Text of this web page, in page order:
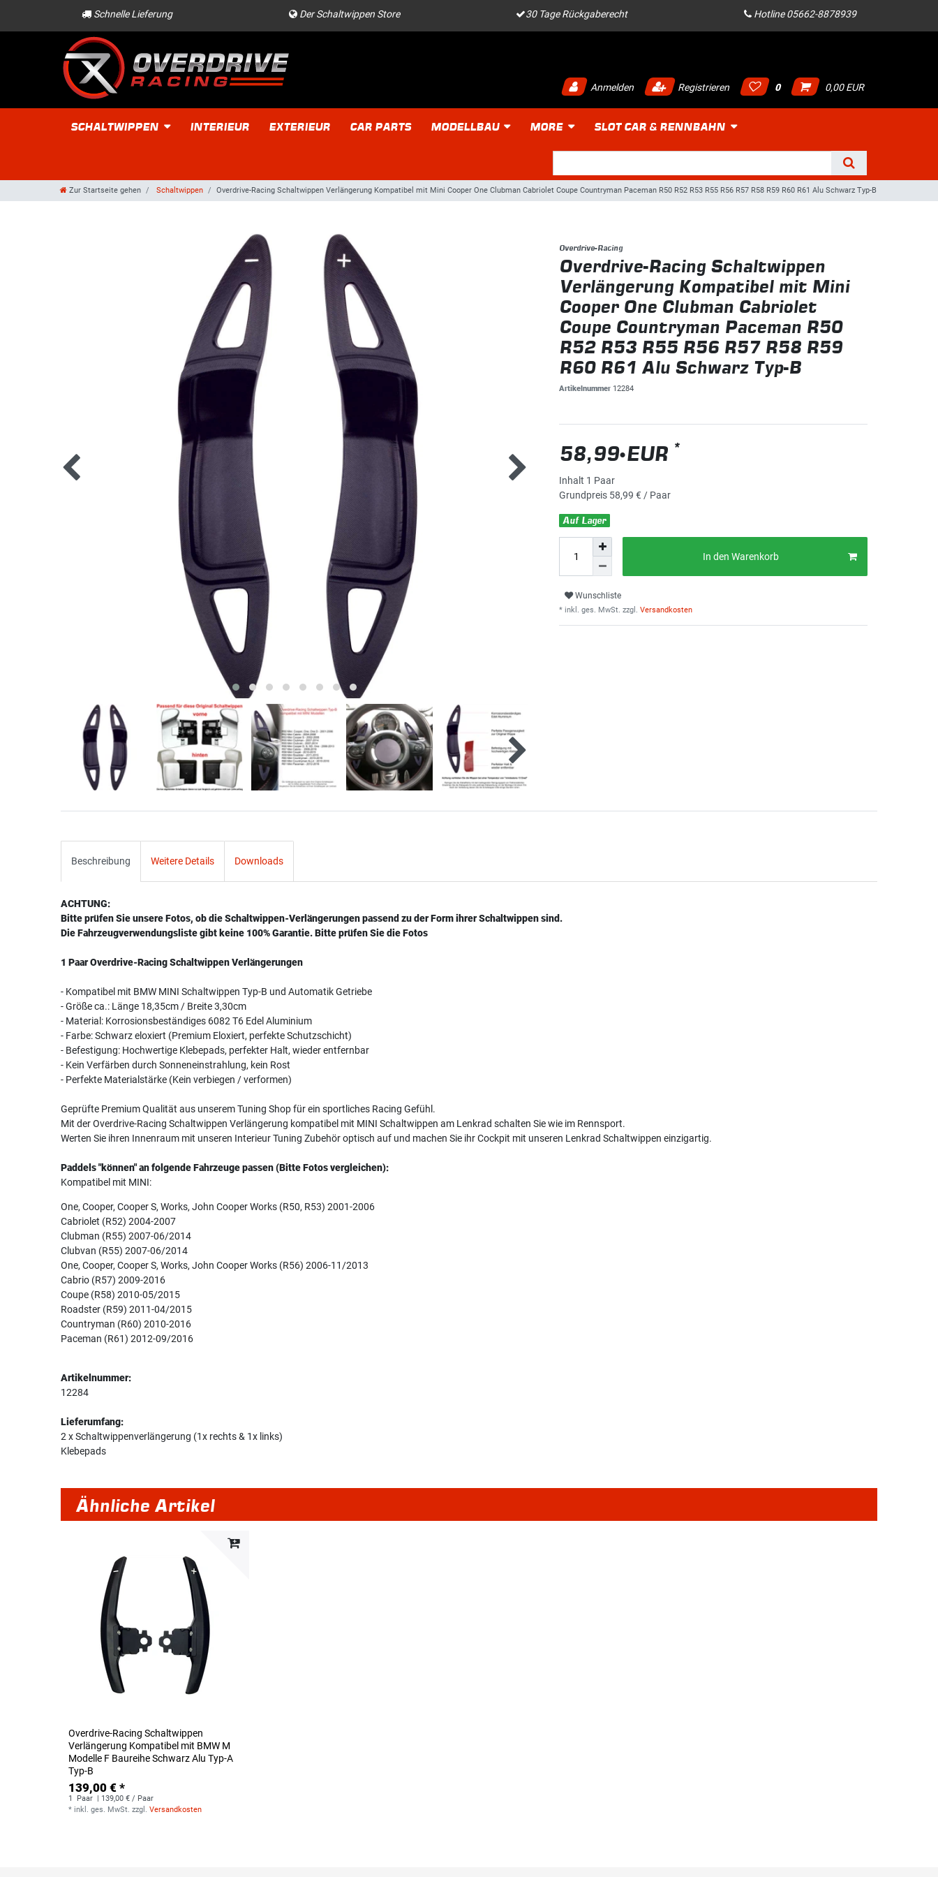
Schnelle Lieferung Der Schaltwippen Store 30 Tage Rückgaberecht Hotline 05662-8878939
Anmelden Registrieren 0 0,00 EUR
SCHALTWIPPEN INTERIEUR EXTERIEUR CAR PARTS MODELLBAU MORE SLOT CAR & RENNBAHN
Zur Startseite gehen Schaltwippen Overdrive-Racing Schaltwippen Verlängerung Kompatibel mit Mini Cooper One Clubman Cabriolet Coupe Countryman Paceman R50 R52 R53 R55 R56 R57 R58 R59 R60 R61 Alu Schwarz Typ-B
Overdrive-Racing
Overdrive-Racing Schaltwippen
Verlängerung Kompatibel mit Mini
Cooper One Clubman Cabriolet
Coupe Countryman Paceman R50
R52 R53 R55 R56 R57 R58 R59
R60 R61 Alu Schwarz Typ-B
Artikelnummer 12284
58,99 EUR *
Inhalt 1 Paar
Grundpreis 58,99 € / Paar
Auf Lager
In den Warenkorb
Wunschliste
* inkl. ges. MwSt. zzgl. Versandkosten
Beschreibung Weitere Details Downloads
ACHTUNG:
Bitte prüfen Sie unsere Fotos, ob die Schaltwippen-Verlängerungen passend zu der Form ihrer Schaltwippen sind.
Die Fahrzeugverwendungsliste gibt keine 100% Garantie. Bitte prüfen Sie die Fotos
1 Paar Overdrive-Racing Schaltwippen Verlängerungen
- Kompatibel mit BMW MINI Schaltwippen Typ-B und Automatik Getriebe
- Größe ca.: Länge 18,35cm / Breite 3,30cm
- Material: Korrosionsbeständiges 6082 T6 Edel Aluminium
- Farbe: Schwarz eloxiert (Premium Eloxiert, perfekte Schutzschicht)
- Befestigung: Hochwertige Klebepads, perfekter Halt, wieder entfernbar
- Kein Verfärben durch Sonneneinstrahlung, kein Rost
- Perfekte Materialstärke (Kein verbiegen / verformen)
Geprüfte Premium Qualität aus unserem Tuning Shop für ein sportliches Racing Gefühl.
Mit der Overdrive-Racing Schaltwippen Verlängerung kompatibel mit MINI Schaltwippen am Lenkrad schalten Sie wie im Rennsport.
Werten Sie ihren Innenraum mit unseren Interieur Tuning Zubehör optisch auf und machen Sie ihr Cockpit mit unseren Lenkrad Schaltwippen einzigartig.
Paddels "können" an folgende Fahrzeuge passen (Bitte Fotos vergleichen):
Kompatibel mit MINI:
One, Cooper, Cooper S, Works, John Cooper Works (R50, R53) 2001-2006
Cabriolet (R52) 2004-2007
Clubman (R55) 2007-06/2014
Clubvan (R55) 2007-06/2014
One, Cooper, Cooper S, Works, John Cooper Works (R56) 2006-11/2013
Cabrio (R57) 2009-2016
Coupe (R58) 2010-05/2015
Roadster (R59) 2011-04/2015
Countryman (R60) 2010-2016
Paceman (R61) 2012-09/2016
Artikelnummer:
12284
Lieferumfang:
2 x Schaltwippenverlängerung (1x rechts & 1x links)
Klebepads
Ähnliche Artikel
Overdrive-Racing Schaltwippen
Verlängerung Kompatibel mit BMW M
Modelle F Baureihe Schwarz Alu Typ-A
Typ-B
139,00 € *
1 Paar
| 139,00 € / Paar
* inkl. ges. MwSt. zzgl.Versandkosten